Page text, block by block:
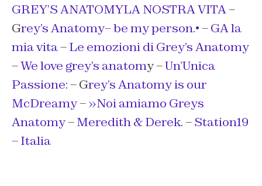
GREY’S ANATOMYLA NOSTRA VITA–
Grey’s Anatomy– be my person.•–GA la
mia vita–Le emozioni di Grey’s Anatomy
–We love grey’s anatomy –Un’Unica
Passione:– Grey’s Anatomy is our
McDreamy–»Noi amiamo Greys
Anatomy–Meredith & Derek.–Station19
– Italia